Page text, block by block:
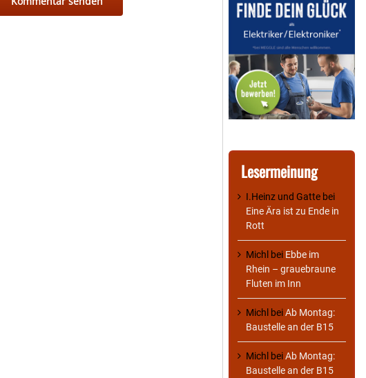
Lesermeinung
I.Heinz und Gatte bei
Eine Ära ist zu Ende in
Rott
Michl bei Ebbe im
Rhein – grauebraune
Fluten im Inn
Michl beiAb Montag:
Baustelle an der B15
Michl beiAb Montag:
Baustelle an der B15